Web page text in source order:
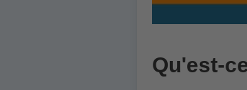
Qu'est-